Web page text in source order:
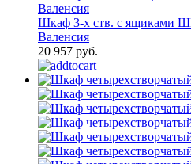
Шкаф 3-х ств. с ящиками
Валенсия
20 957 руб.